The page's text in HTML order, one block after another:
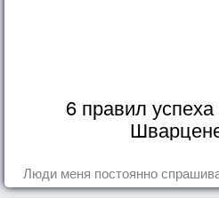
6 правил
Люди меня постоянно